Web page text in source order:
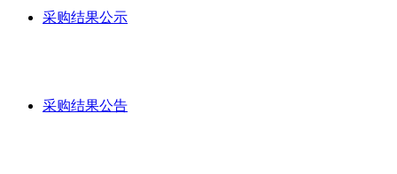
采购结果公示
采购结果公告